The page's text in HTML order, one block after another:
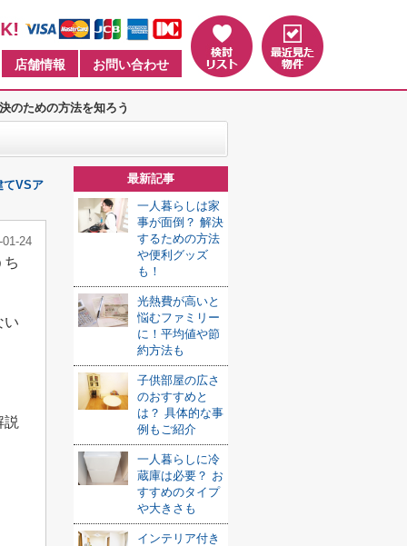
店舗情報 お問い合わせ
のための方法を知ろう
てVSア
01-24
ち
い
説
最新記事
一人暮らしは家
事が面倒？ 解決
するための方法
や便利グッズ
も！
光熱費が高いと
悩むファミリー
に！平均値や節
約方法も
子供部屋の広さ
のおすすめと
は？ 具体的な事
例もご紹介
一人暮らしに冷
蔵庫は必要？ お
すすめのタイプ
や大きさも
インテリア付き